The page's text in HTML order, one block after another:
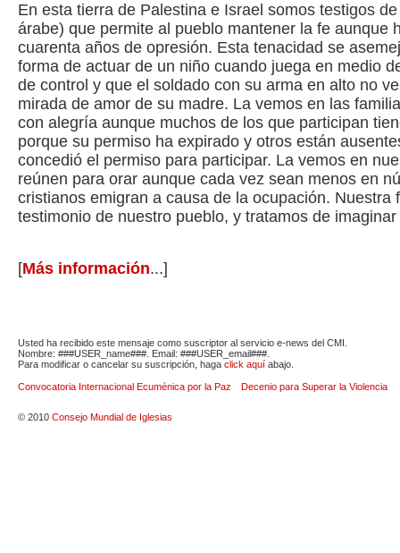
En esta tierra de Palestina e Israel somos testigos
árabe) que permite al pueblo mantener la fe aunque
cuarenta años de opresión. Esta tenacidad se
forma de actuar de un niño cuando juega en medio
de control y que el soldado con su arma en alto no
mirada de amor de su madre. La vemos en las
con alegría aunque muchos de los que participan
porque su permiso ha expirado y otros están
concedió el permiso para participar. La vemos en
reúnen para orar aunque cada vez sean menos en
cristianos emigran a causa de la ocupación. Nuestra
testimonio de nuestro pueblo, y tratamos de
[Más información...]
Usted ha recibido este mensaje como suscriptor al servicio e-news del CMI.
Nombre: ###USER_name###. Email: ###USER_email###.
Para modificar o cancelar su suscripción, haga click aquí abajo.
Convocatoria Internacional Ecuménica por la Paz Decenio para Superar la Violencia
© 2010 Consejo Mundial de Iglesias